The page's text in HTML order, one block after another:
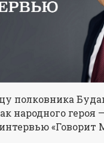
полковника
народного героя
«Говорит